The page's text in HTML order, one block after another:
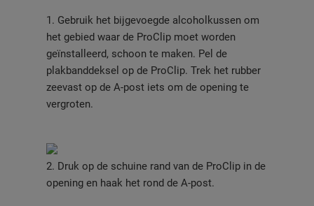
1. Gebruik het bijgevoegde alcoholkussen om
het gebied waar de ProClip moet worden
geïnstalleerd, schoon te maken. Pel de
plakbanddeksel op de ProClip. Trek het rubber
zeevast op de A-post iets om de opening te
vergroten.
2. Druk op de schuine rand van de ProClip in de
opening en haak het rond de A-post.